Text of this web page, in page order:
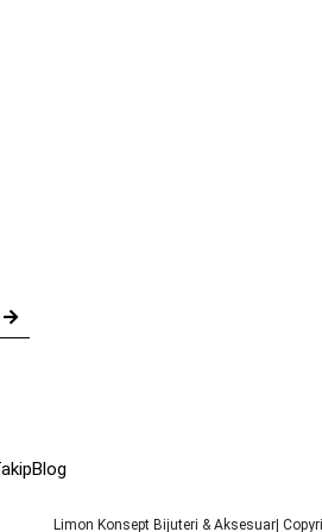
Blog
Limon Konsept Bijuteri & Aksesuar|